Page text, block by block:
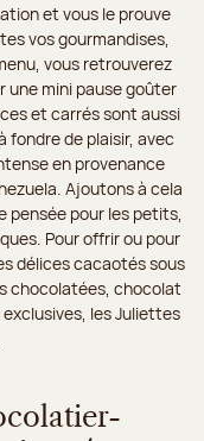
et vous le prouve
vos gourmandises,
vous retrouverez
une mini pause goûter
et carrés sont aussi
fondre de plaisir, avec
en provenance
Ajoutons à cela
pensée pour les petits,
Pour offrir ou pour
délices cacaotés sous
chocolatées, chocolat
les Juliettes